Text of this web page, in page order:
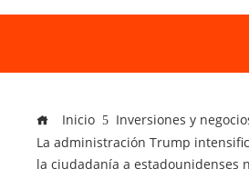
Inicio
Inversiones y
La administración Trump
la ciudadanía a estadounidenses